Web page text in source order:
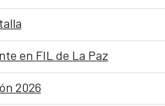
en FIL de La Paz
2026